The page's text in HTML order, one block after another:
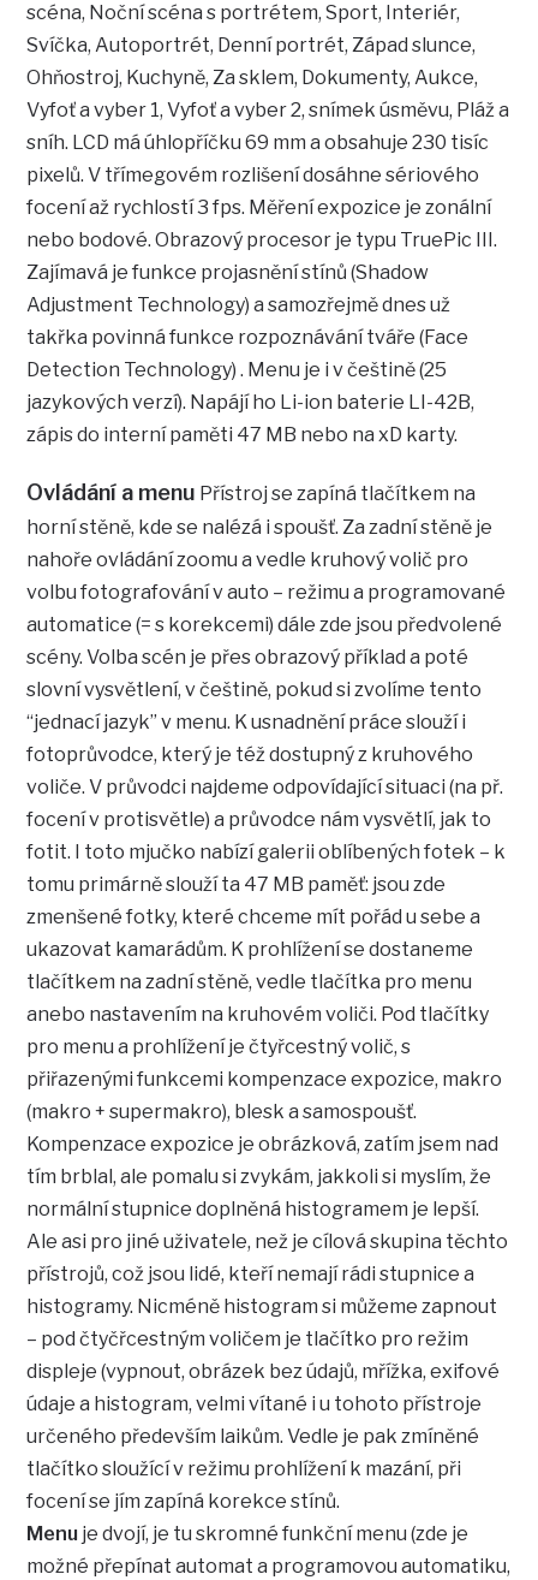
scéna, Noční scéna s portrétem, Sport, Interiér,
Svíčka, Autoportrét, Denní portrét, Západ slunce,
Ohňostroj, Kuchyně, Za sklem, Dokumenty, Aukce,
Vyfoť a vyber 1, Vyfoť a vyber 2, snímek úsměvu, Pláž a
sníh. LCD má úhlopříčku 69 mm a obsahuje 230 tisíc
pixelů. V třímegovém rozlišení dosáhne sériového
focení až rychlostí 3 fps. Měření expozice je zonální
nebo bodové. Obrazový procesor je typu TruePic III.
Zajímavá je funkce projasnění stínů (Shadow
Adjustment Technology) a samozřejmě dnes už
takřka povinná funkce rozpoznávání tváře (Face
Detection Technology) . Menu je i v češtině (25
jazykových verzí). Napájí ho Li-ion baterie LI-42B,
zápis do interní paměti 47 MB nebo na xD karty.
Ovládání a menu Přístroj se zapíná tlačítkem na
horní stěně, kde se nalézá i spoušť. Za zadní stěně je
nahoře ovládání zoomu a vedle kruhový volič pro
volbu fotografování v auto – režimu a programované
automatice (= s korekcemi) dále zde jsou předvolené
scény. Volba scén je přes obrazový příklad a poté
slovní vysvětlení, v češtině, pokud si zvolíme tento
“jednací jazyk” v menu. K usnadnění práce slouží i
fotoprůvodce, který je též dostupný z kruhového
voliče. V průvodci najdeme odpovídající situaci (na př.
focení v protisvětle) a průvodce nám vysvětlí, jak to
fotit. I toto mjučko nabízí galerii oblíbených fotek – k
tomu primárně slouží ta 47 MB paměť: jsou zde
zmenšené fotky, které chceme mít pořád u sebe a
ukazovat kamarádům. K prohlížení se dostaneme
tlačítkem na zadní stěně, vedle tlačítka pro menu
anebo nastavením na kruhovém voliči. Pod tlačítky
pro menu a prohlížení je čtyřcestný volič, s
přiřazenými funkcemi kompenzace expozice, makro
(makro + supermakro), blesk a samospoušť.
Kompenzace expozice je obrázková, zatím jsem nad
tím brblal, ale pomalu si zvykám, jakkoli si myslím, že
normální stupnice doplněná histogramem je lepší.
Ale asi pro jiné uživatele, než je cílová skupina těchto
přístrojů, což jsou lidé, kteří nemají rádi stupnice a
histogramy. Nicméně histogram si můžeme zapnout
– pod čtyčřcestným voličem je tlačítko pro režim
displeje (vypnout, obrázek bez údajů, mřížka, exifové
údaje a histogram, velmi vítané i u tohoto přístroje
určeného především laikům. Vedle je pak zmíněné
tlačítko sloužící v režimu prohlížení k mazání, při
focení se jím zapíná korekce stínů.
Menu je dvojí, je tu skromné funkční menu (zde je
možné přepínat automat a programovou automatiku,